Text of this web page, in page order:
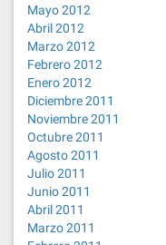
Mayo 2012
Abril 2012
Marzo 2012
Febrero 2012
Enero 2012
Diciembre 2011
Noviembre 2011
Octubre 2011
Agosto 2011
Julio 2011
Junio 2011
Abril 2011
Marzo 2011